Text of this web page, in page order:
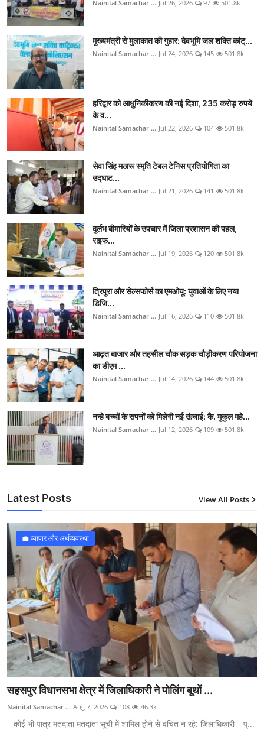
Nainital Samachar ... Jul 26, 2026 97 501.8k
मुख्यमंत्री से मुलाकात की गुहार: देवभूमि जल शक्ति कांट्...
Nainital Samachar ... Jul 24, 2026 145 501.8k
हरिद्वार को आधुनिकीकरण की नई दिशा, 235 करोड़ रुपये
के व...
Nainital Samachar ... Jul 22, 2026 104 501.8k
सेवा सिंह मठारू स्मृति टेबल टेनिस प्रतियोगिता का
उद्घाट...
Nainital Samachar ... Jul 21, 2026 141 501.8k
दुर्लभ बीमारियों के उपचार में जिला प्रशासन की पहल,
राइफ...
Nainital Samachar ... Jul 19, 2026 120 501.8k
त्रिपुरा और सेल्सफोर्स का एमओयू: युवाओं के लिए नया
डिजि...
Nainital Samachar ... Jul 16, 2026 110 501.8k
आढ़त बाजार और तहसील चौक सड़क चौड़ीकरण परियोजना
का डीएम ...
Nainital Samachar ... Jul 14, 2026 144 501.8k
नन्हे बच्चों के सपनों को मिलेगी नई ऊंचाई: कै. मुकुल महे...
Nainital Samachar ... Jul 12, 2026 109 501.8k
Latest Posts View All Posts
💼 व्यापार और अर्थव्यवस्था
सहसपुर विधानसभा क्षेत्र में जिलाधिकारी ने पोलिंग बूथों ...
Nainital Samachar ... Aug 7, 2026 108 46.3k
– कोई भी पात्र मतदाता मतदाता सूची में शामिल होने से वंचित न रहे: जिलाधिकारी – प्...